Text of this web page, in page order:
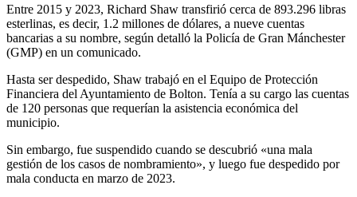
Entre 2015 y 2023, Richard Shaw transfirió cerca de 893.296 libras
esterlinas, es decir, 1.2 millones de dólares, a nueve cuentas
bancarias a su nombre, según detalló la Policía de Gran Mánchester
(GMP) en un comunicado.
Hasta ser despedido, Shaw trabajó en el Equipo de Protección
Financiera del Ayuntamiento de Bolton. Tenía a su cargo las cuentas
de 120 personas que requerían la asistencia económica del
municipio.
Sin embargo, fue suspendido cuando se descubrió «una mala
gestión de los casos de nombramiento», y luego fue despedido por
mala conducta en marzo de 2023.